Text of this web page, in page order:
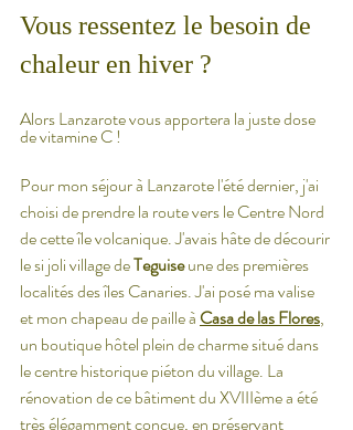
Vous ressentez le besoin de
chaleur en hiver ?
Alors Lanzarote vous apportera la juste dose
de vitamine C !
Pour mon séjour à Lanzarote l'été dernier, j'ai
choisi de prendre la route vers le Centre Nord
de cette île volcanique. J'avais hâte de décourir
le si joli village de Teguise une des premières
localités des îles Canaries. J'ai posé ma valise
et mon chapeau de paille à Casa de las Flores,
un boutique hôtel plein de charme situé dans
le centre historique piéton du village. La
rénovation de ce bâtiment du XVIIIème a été
très élégamment conçue, en préservant